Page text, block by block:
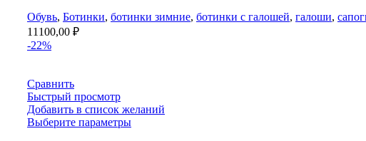
Обувь, Ботинки, ботинки зимние, ботинки с галошей, галоши,
11100,00 ₽
-22%
Сравнить
Быстрый просмотр
Добавить в список желаний
Выберите параметры